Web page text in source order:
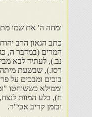
ומחה ה' את שמו
כתב הגאון הרב
המרים (במדבר ה,
נב.), לעתיד לבא
רסז.), שבשעת מיתה
בוכים ומבכים על
וממילא כששוחטו
ח), בלע המוות
ובזמן קריב אכי"ר.